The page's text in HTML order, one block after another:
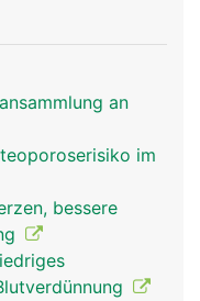
an
im
bessere